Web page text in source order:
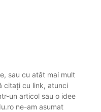
sau cu atât mai mult
citați cu link, atunci
un articol sau o idee
ne-am asumat